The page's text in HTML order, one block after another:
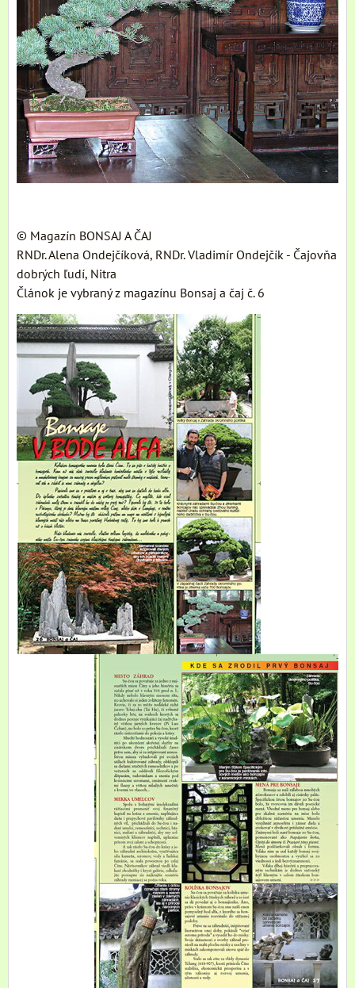
© Magazín BONSAJ A ČAJ
RNDr. Alena Ondejčíková, RNDr. Vladimír Ondejčík - Čajovňa
dobrých ľudí, Nitra
Článok je vybraný z magazínu Bonsaj a čaj č. 6